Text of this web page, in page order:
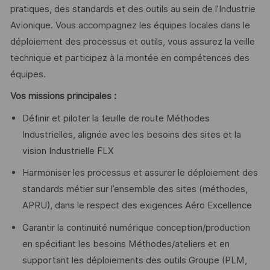
pratiques, des standards et des outils au sein de l’Industrie
Avionique. Vous accompagnez les équipes locales dans le
déploiement des processus et outils, vous assurez la veille
technique et participez à la montée en compétences des
équipes.
Vos missions principales :
Définir et piloter la feuille de route Méthodes
Industrielles, alignée avec les besoins des sites et la
vision Industrielle FLX
Harmoniser les processus et assurer le déploiement des
standards métier sur l’ensemble des sites (méthodes,
APRU), dans le respect des exigences Aéro Excellence
Garantir la continuité numérique conception/production
en spécifiant les besoins Méthodes/ateliers et en
supportant les déploiements des outils Groupe (PLM,